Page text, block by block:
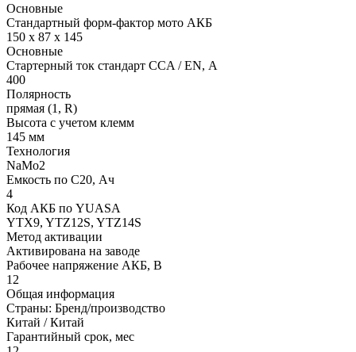
Основные
Стандартный форм-фактор мото АКБ
150 x 87 x 145
Основные
Стартерный ток стандарт CCA / EN, А
400
Полярность
прямая (1, R)
Высота с учетом клемм
145 мм
Технология
NaMo2
Емкость по С20, Ач
4
Код АКБ по YUASA
YTX9, YTZ12S, YTZ14S
Метод активации
Активирована на заводе
Рабочее напряжение АКБ, B
12
Общая информация
Страны: Бренд/производство
Китай / Китай
Гарантийный срок, мес